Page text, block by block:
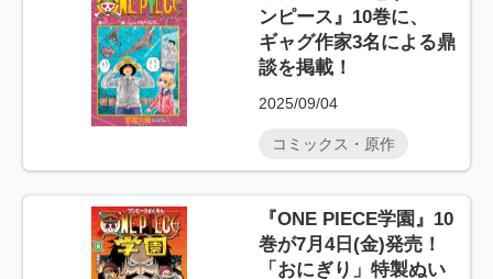
ンピース』10巻に、
ギャグ作家3名による鼎
談を掲載！
2025/09/04
コミックス・原作
『ONE PIECE学園』10
巻が7月4日(金)発売！
「おにぎり」特製ぬい